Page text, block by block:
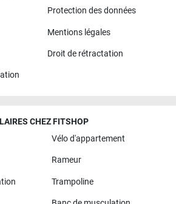
Protection des données
Mentions légales
Droit de rétractation
CHEZ FITSHOP
Vélo d'appartement
Rameur
Trampoline